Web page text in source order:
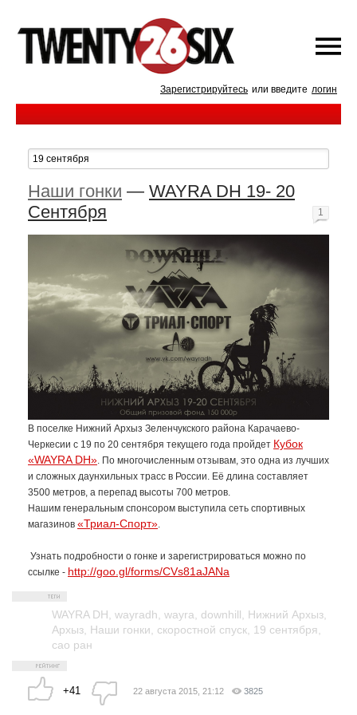
Зарегистрируйтесь или введите логин
Наши гонки — WAYRA DH 19- 20
Сентября
В поселке Нижний Архыз Зеленчукского района Карачаево-
Черкесии с 19 по 20 сентября текущего года пройдет Кубок
«WAYRA DH» . По многочисленным отзывам, это одна из лучших
и сложных даунхильных трасс в России. Её длина составляет
3500 метров, а перепад высоты 700 метров.
Нашим генеральным спонсором выступила сеть спортивных
магазинов «Триал-Спорт»
Узнать подробности о гонке и зарегистрироваться можно по
ссылке - http://goo.gl/forms/CVs81aJANa
WAYRA DH wayradh wayra downhill Нижний Архыз
Архыз Наши гонки скоростной спуск 19 сентября
сао ран
+41
1
22 августа 2015, 21:12 3825